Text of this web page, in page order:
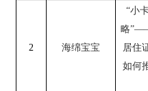
2 海绵宝宝
“小
略
居住
如何